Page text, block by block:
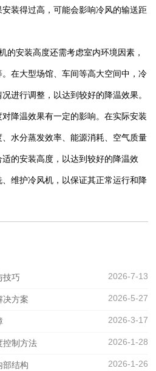
装得过高，可能会影响冷风的输送距
的安装高度还需考虑室内环境因素，
在大型场馆、车间等高大空间中，冷
进行调整，以达到较好的降温效果。
降温效果有一定的影响。在实际安装
水分蒸发效率、能源消耗、空气质量
的安装高度，以达到较好的降温效
维护冷风机，以保证其正常运行和降
2026-7-13
技巧
2026-5-27
决方案
2026-3-17
2026-1-28
控制方法
2026-1-26
部结构